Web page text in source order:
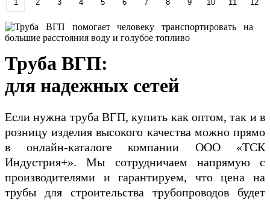
1 2 3 4 5 6 7 8 9 10 11 12
Труба ВГП:
для надежных сетей
Если нужна труба ВГП, купить как оптом, так и в
розницу изделия высокого качества можно прямо
в онлайн-каталоге компании ООО «ТСК
Индустрия+». Мы сотрудничаем напрямую с
производителями и гарантируем, что цена на
трубы для строительства трубопроводов будет